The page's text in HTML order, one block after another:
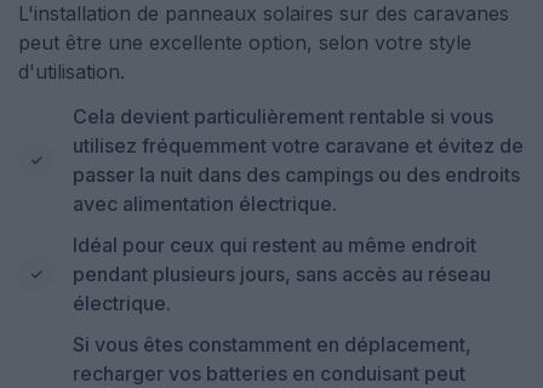
L'installation de panneaux solaires sur des caravanes
peut être une excellente option, selon votre style
d'utilisation.
Cela devient particulièrement rentable si vous
utilisez fréquemment votre caravane et évitez de
passer la nuit dans des campings ou des endroits
avec alimentation électrique.
Idéal pour ceux qui restent au même endroit
pendant plusieurs jours, sans accès au réseau
électrique.
Si vous êtes constamment en déplacement,
recharger vos batteries en conduisant peut